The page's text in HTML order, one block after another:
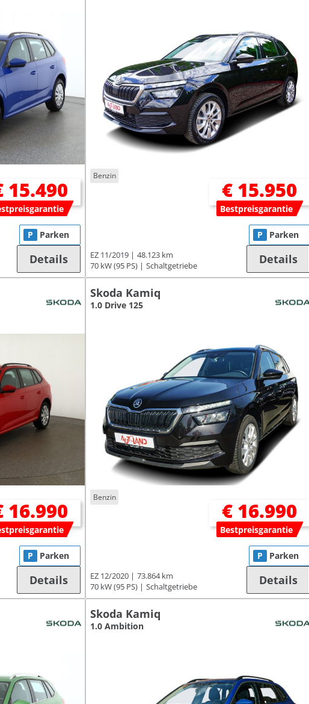
15.490
P Parken
Details
Benzin
€ 15.950
Bestpreisgarantie
EZ 11/2019
48.123 km
70 kW (95 PS)
Schaltgetriebe
P Parken
Details
16.990
P Parken
Details
Skoda Kamiq
1.0 Drive 125
Benzin
€ 16.990
Bestpreisgarantie
EZ 12/2020
73.864 km
70 kW (95 PS)
Schaltgetriebe
P Parken
Details
Skoda Kamiq
1.0 Ambition